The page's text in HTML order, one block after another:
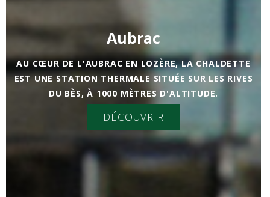
Aubrac
AU CŒUR DE L'AUBRAC EN LOZÈRE, LA CHALDETTE
EST UNE STATION THERMALE SITUÉE SUR LES RIVES
DU BÈS, À 1000 MÈTRES D'ALTITUDE.
DÉCOUVRIR